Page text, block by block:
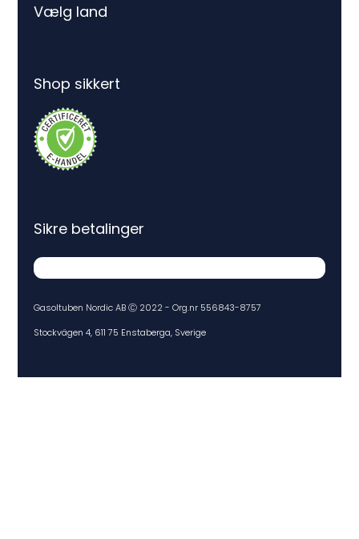
Vælg land
Shop sikkert
Gasoltuben Nordic AB Ⓒ 2022 - Org.nr 556843-8757
Stockvägen 4, 611 75 Enstaberga, Sverige
Sikre betalinger